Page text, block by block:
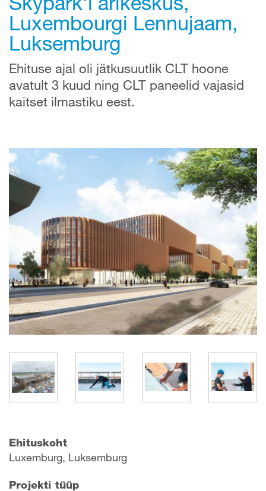
Luxembourgi Lennujaam,
Luksemburg
Ehituse ajal oli jätkusuutlik CLT hoone
avatult 3 kuud ning CLT paneelid vajasid
kaitset ilmastiku eest.
Ehituskoht
Luxemburg, Luksemburg
Projekti tüüp